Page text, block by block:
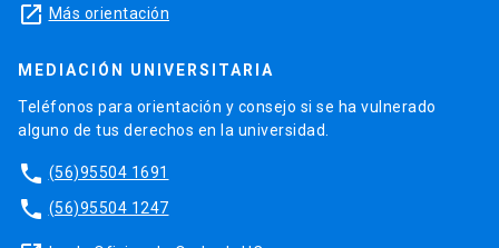
launch Más orientación
MEDIACIÓN UNIVERSITARIA
Teléfonos para orientación y consejo si se ha vulnerado
alguno de tus derechos en la universidad.
phone (56)95504 1691
phone (56)95504 1247